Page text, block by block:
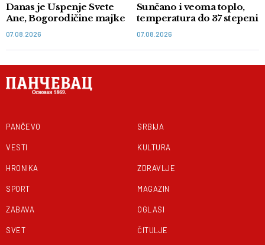
Danas je Uspenje Svete
Ane, Bogorodičine majke
07.08.2026
Sunčano i veoma toplo,
temperatura do 37 stepeni
07.08.2026
PANČEVO
VESTI
HRONIKA
SPORT
ZABAVA
SVET
SRBIJA
KULTURA
ZDRAVLJE
MAGAZIN
OGLASI
ČITULJE